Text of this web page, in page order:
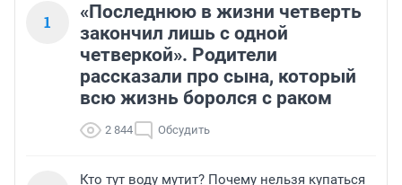
1
«Последнюю в жизни четверть
закончил лишь с одной
четверкой». Родители
рассказали про сына, который
всю жизнь боролся с раком
2 844 Обсудить
Кто тут воду мутит? Почему нельзя купаться